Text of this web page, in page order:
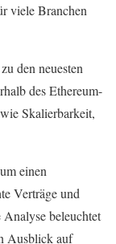
viele Branchen
den neuesten
des Ethereum-
Skalierbarkeit,
einen
Verträge und
beleuchtet
Ausblick auf